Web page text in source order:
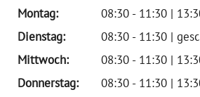
Montag:
08:30 - 11:30 |
Dienstag:
08:30 - 11:30 |
Mittwoch:
08:30 - 11:30 |
Donnerstag:
08:30 - 11:30 |